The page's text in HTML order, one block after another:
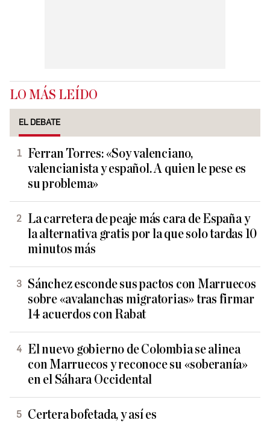
LO MÁS LEÍDO
EL DEBATE
Ferran Torres: «Soy valenciano,
valencianista y español. A quien le pese es
su problema»
La carretera de peaje más cara de España y
la alternativa gratis por la que solo tardas 10
minutos más
Sánchez esconde sus pactos con Marruecos
sobre «avalanchas migratorias» tras firmar
14 acuerdos con Rabat
El nuevo gobierno de Colombia se alinea
con Marruecos y reconoce su «soberanía»
en el Sáhara Occidental
Certera bofetada, y así es